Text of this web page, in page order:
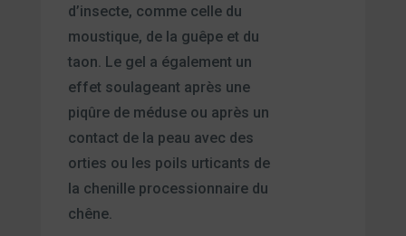
d’insecte, comme celle du
moustique, de la guêpe et du
taon. Le gel a également un
effet soulageant après une
piqûre de méduse ou après un
contact de la peau avec des
orties ou les poils urticants de
la chenille processionnaire du
chêne.